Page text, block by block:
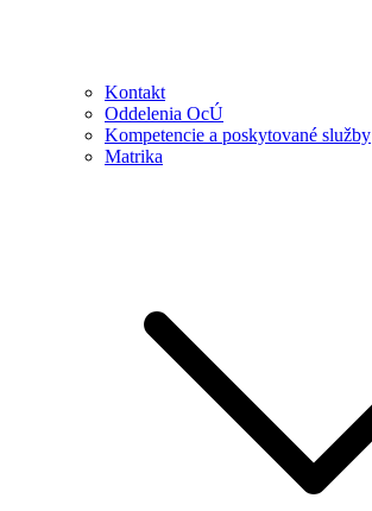
Kontakt
Oddelenia OcÚ
Kompetencie a poskytované služby
Matrika